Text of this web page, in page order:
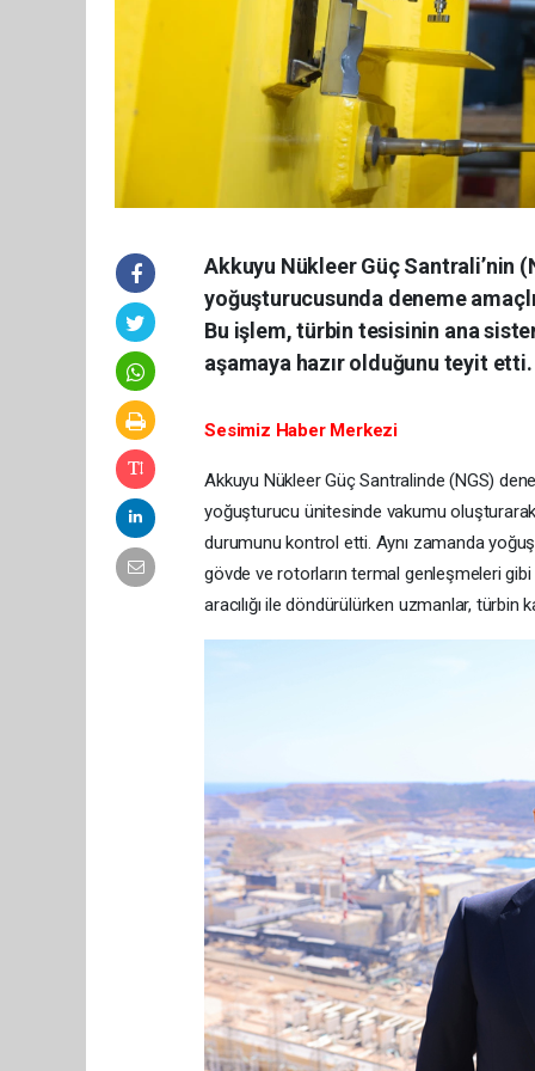
Akkuyu Nükleer Güç Santrali’nin
yoğuşturucusunda deneme
Bu işlem, türbin tesisinin ana
aşamaya hazır olduğunu teyit etti.
Sesimiz Haber Merkezi
Akkuyu Nükleer Güç Santralinde (NGS)
yoğuşturucu ünitesinde vakumu
durumunu kontrol etti. Aynı zamanda
gövde ve rotorların termal genleşmeleri
aracılığı ile döndürülürken uzmanlar, türbin